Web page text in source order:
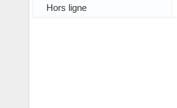
Hors ligne